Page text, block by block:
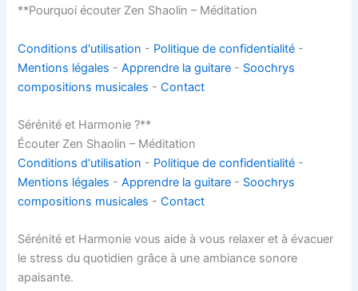
**Pourquoi écouter Zen Shaolin – Méditation
Conditions d'utilisation - Politique de confidentialité -
Mentions légales -Apprendre la guitare - Soochrys
compositions musicales -Contact
Sérénité et Harmonie ?**
Écouter Zen Shaolin – Méditation
Conditions d'utilisation - Politique de confidentialité -
Mentions légales -Apprendre la guitare - Soochrys
compositions musicales -Contact
Sérénité et Harmonie vous aide à vous relaxer et à évacuer
le stress du quotidien grâce à une ambiance sonore
apaisante.